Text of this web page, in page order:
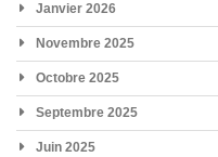
Janvier 2026
Novembre 2025
Octobre 2025
Septembre 2025
Juin 2025